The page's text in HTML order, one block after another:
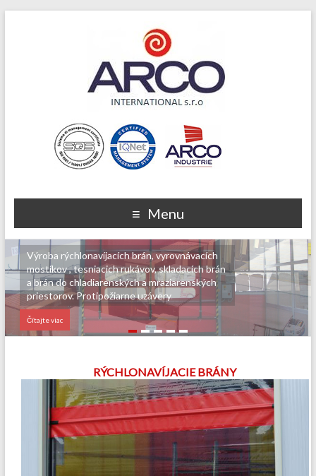
Menu
Výroba rýchlonavíjacích brán, vyrovnávacích
mostíkov , tesniacich rukávov, skladacích brán
a brán do chladiarenských a mraziarenských
priestorov. Protipožiarne uzávery.
Čítajte viac
RÝCHLONAVÍJACIE BRÁNY